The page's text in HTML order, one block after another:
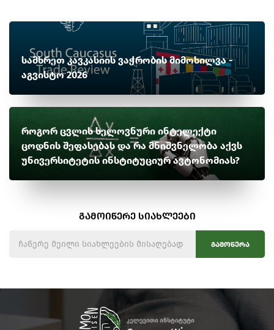
სამხრეთ კავკასიის ვაჭრობის მიმოხილვა -
აგვისტო 2026
როგორ ცვლის ხელოვნური ინტელექტი
ცოდნის შეფასებას და რა მნიშვნელობა აქვს
უნივერსიტეტის ინსტიტუციურ ავტონომიას?
გამოიწერე სიახლეები
გამოწერა